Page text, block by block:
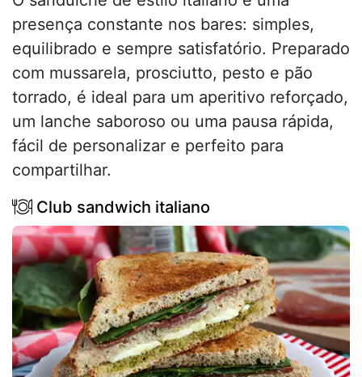
presença constante nos bares: simples,
equilibrado e sempre satisfatório. Preparado
com mussarela, prosciutto, pesto e pão
torrado, é ideal para um aperitivo reforçado,
um lanche saboroso ou uma pausa rápida,
fácil de personalizar e perfeito para
compartilhar.
Club sandwich italiano